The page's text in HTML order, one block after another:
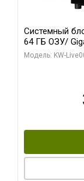
Системный
64 ГБ ОЗУ/
16GB GDDR7
Модель: KW-